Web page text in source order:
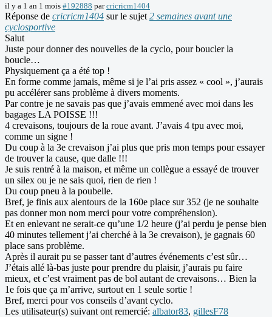
il y a 1 an 1 mois #192888 parcricricm1404
Réponse de cricricm1404 sur le sujet 2 semaines avant une
cyclosportive
Salut
Juste pour donner des nouvelles de la cyclo, pour boucler la
boucle…
Physiquement ça a été top !
En forme comme jamais, même si je l’ai pris assez « cool », j’aurais
pu accélérer sans problème à divers moments.
Par contre je ne savais pas que j’avais emmené avec moi dans les
bagages LA POISSE !!!
4 crevaisons, toujours de la roue avant. J’avais 4 tpu avec moi,
comme un signe !
Du coup à la 3e crevaison j’ai plus que pris mon temps pour essayer
de trouver la cause, que dalle !!!
Je suis rentré à la maison, et même un collègue a essayé de trouver
un silex ou je ne sais quoi, rien de rien !
Du coup pneu à la poubelle.
Bref, je finis aux alentours de la 160e place sur 352 (je ne souhaite
pas donner mon nom merci pour votre compréhension).
Et en enlevant ne serait-ce qu’une 1/2 heure (j’ai perdu je pense bien
40 minutes tellement j’ai cherché à la 3e crevaison), je gagnais 60
place sans problème.
Après il aurait pu se passer tant d’autres événements c’est sûr…
J’étais allé là-bas juste pour prendre du plaisir, j’aurais pu faire
mieux, et c’est vraiment pas de bol autant de crevaisons… Bien la
1e fois que ça m’arrive, surtout en 1 seule sortie !
Bref, merci pour vos conseils d’avant cyclo.
Les utilisateur(s) suivant ont remercié: albator83, gillesF78